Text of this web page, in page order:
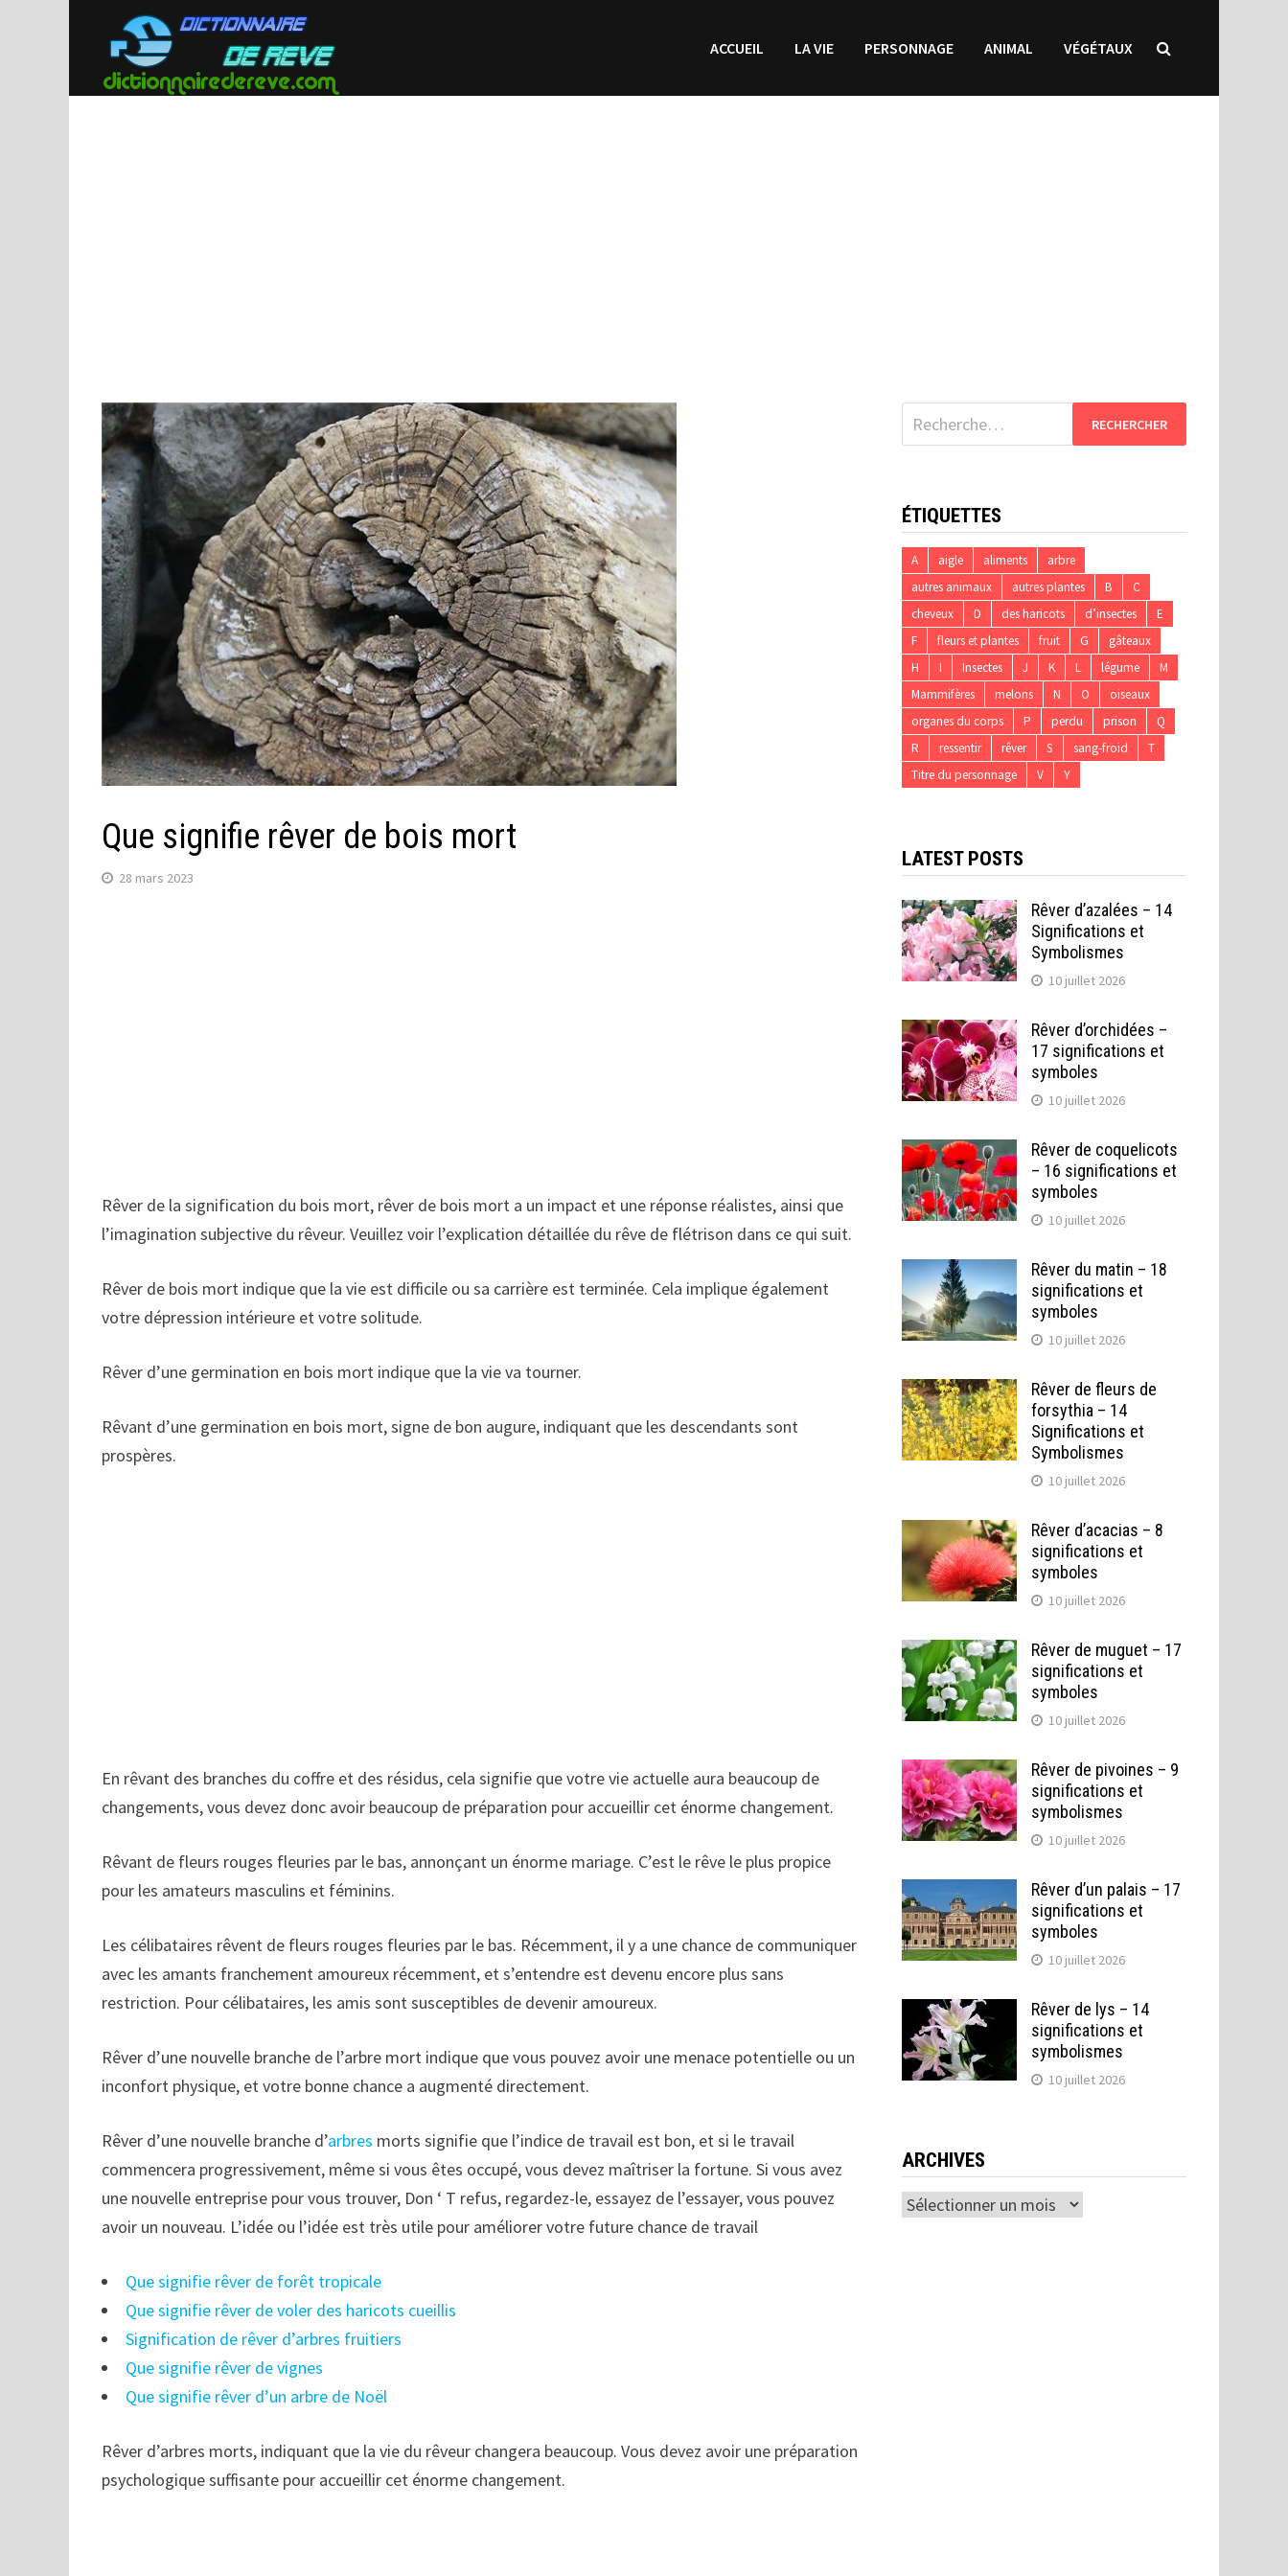
contenu
ACCUEIL LA VIE PERSONNAGE ANIMAL VÉGÉTAUX
Que signifie rêver de bois mort
28 mars 2023
Rêver de la signification du bois mort, rêver de bois mort a un impact et une réponse réalistes, ainsi que
l’imagination subjective du rêveur. Veuillez voir l’explication détaillée du rêve de flétrison dans ce qui suit.
Rêver de bois mort indique que la vie est difficile ou sa carrière est terminée. Cela implique également
votre dépression intérieure et votre solitude.
Rêver d’une germination en bois mort indique que la vie va tourner.
Rêvant d’une germination en bois mort, signe de bon augure, indiquant que les descendants sont
prospères.
En rêvant des branches du coffre et des résidus, cela signifie que votre vie actuelle aura beaucoup de
changements, vous devez donc avoir beaucoup de préparation pour accueillir cet énorme changement.
Rêvant de fleurs rouges fleuries par le bas, annonçant un énorme mariage. C’est le rêve le plus propice
pour les amateurs masculins et féminins.
Les célibataires rêvent de fleurs rouges fleuries par le bas. Récemment, il y a une chance de communiquer
avec les amants franchement amoureux récemment, et s’entendre est devenu encore plus sans
restriction. Pour célibataires, les amis sont susceptibles de devenir amoureux.
Rêver d’une nouvelle branche de l’arbre mort indique que vous pouvez avoir une menace potentielle ou un
inconfort physique, et votre bonne chance a augmenté directement.
Rêver d’une nouvelle branche d’arbres morts signifie que l’indice de travail est bon, et si le travail
commencera progressivement, même si vous êtes occupé, vous devez maîtriser la fortune. Si vous avez
une nouvelle entreprise pour vous trouver, Don ‘ T refus, regardez-le, essayez de l’essayer, vous pouvez
avoir un nouveau. L’idée ou l’idée est très utile pour améliorer votre future chance de travail
Que signifie rêver de forêt tropicale
Que signifie rêver de voler des haricots cueillis
Signification de rêver d’arbres fruitiers
Que signifie rêver de vignes
Que signifie rêver d’un arbre de Noël
Rêver d’arbres morts, indiquant que la vie du rêveur changera beaucoup. Vous devez avoir une préparation
psychologique suffisante pour accueillir cet énorme changement.
Rechercher :
ÉTIQUETTES
A aigle aliments
arbre
autres animaux
autres plantes B
C
cheveux
D des haricots d’insectes
E
F
fleurs et plantes fruit G
gâteaux
H
I Insectes J K L légume
M
Mammifères
melons N O
oiseaux
organes du corps
P perdu prison
Q
R
ressentir rêver S sang-froid
T
Titre du personnage
V Y
LATEST POSTS
Rêver d’azalées – 14
Significations et
Symbolismes
10 juillet 2026
Rêver d’orchidées –
17 significations et
symboles
10 juillet 2026
Rêver de coquelicots
– 16 significations et
symboles
10 juillet 2026
Rêver du matin – 18
significations et
symboles
10 juillet 2026
Rêver de fleurs de
forsythia – 14
Significations et
Symbolismes
10 juillet 2026
Rêver d’acacias – 8
significations et
symboles
10 juillet 2026
Rêver de muguet – 17
significations et
symboles
10 juillet 2026
Rêver de pivoines – 9
significations et
symbolismes
10 juillet 2026
Rêver d’un palais – 17
significations et
symboles
10 juillet 2026
Rêver de lys – 14
significations et
symbolismes
10 juillet 2026
ARCHIVES
Archives